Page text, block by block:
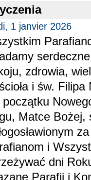
1 janvier 2026
zdrowia,
i św. Filipa
początku
Matce Bożej,
i
dni
Parafii i